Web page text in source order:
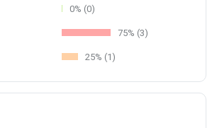
0% (0)
75% (3)
25% (1)